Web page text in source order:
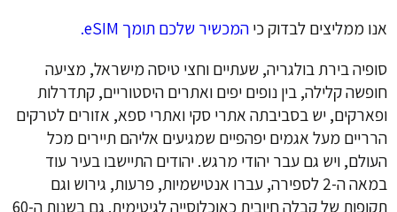
אנו ממליצים לבדוק כיהמכשיר שלכם תומך eSIM.
סופיה בירת בולגריה, שעתיים וחצי טיסה מישראל, מציעה
חופשה קלילה, בין נופים יפים ואתרים היסטוריים, קתדרלות
ופארקים, יש בסביבתה אתרי סקי ואתרי ספא, אזורים לטרקים
הרריים מעל אגמים יפהפיים שמגיעים אליהם תיירים מכל
העולם, ויש גם עבר יהודי מרגש. יהודים התיישבו בעיר עוד
במאה ה-2 לספירה, עברו אנטישמיות, פרעות, גירוש וגם
תקופות של קבלה חיובית כאוכלוסייה לגיטימית. גם בשנות ה-60